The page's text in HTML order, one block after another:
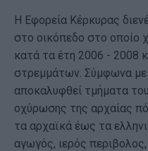
Η Εφορεία Κέρκυρας
στο οικόπεδο στο οποίο
κατά τα έτη 2006 - 2008
στρεμμάτων. Σύμφωνα με
αποκαλυφθεί τμήματα
οχύρωσης της αρχαίας
τα αρχαϊκά έως τα
αγωγός, ιερός